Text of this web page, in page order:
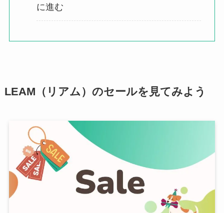
に進む
LEAM（リアム）のセールを見てみよう